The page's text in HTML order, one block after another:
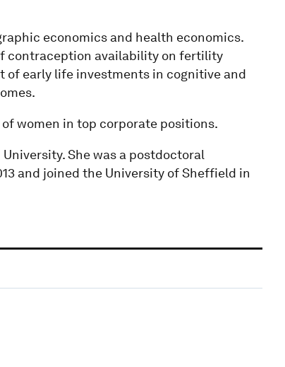
economics and health economics.
contraception availability on fertility
early life investments in cognitive and
women in top corporate positions.
She was a postdoctoral
and joined the University of Sheffield in